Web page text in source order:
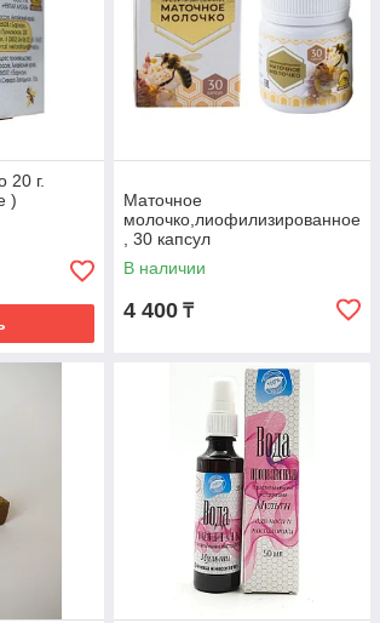
20 г.
)
Маточное
молочко,лиофилизированное
, 30 капсул
В наличии
4 400 ₸